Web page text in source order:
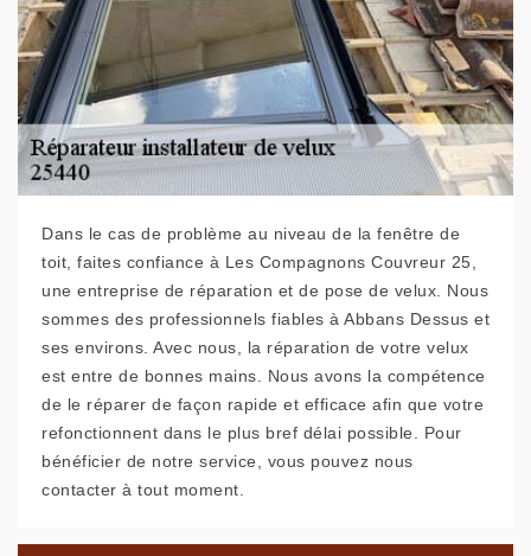
Dans le cas de problème au niveau de la fenêtre de
toit, faites confiance à Les Compagnons Couvreur 25,
une entreprise de réparation et de pose de velux. Nous
sommes des professionnels fiables à Abbans Dessus et
ses environs. Avec nous, la réparation de votre velux
est entre de bonnes mains. Nous avons la compétence
de le réparer de façon rapide et efficace afin que votre
refonctionnent dans le plus bref délai possible. Pour
bénéficier de notre service, vous pouvez nous
contacter à tout moment.